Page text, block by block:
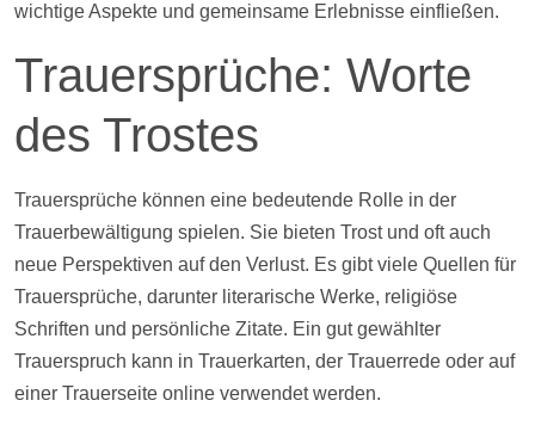
wichtige Aspekte und gemeinsame Erlebnisse einfließen.
Trauersprüche: Worte
des Trostes
Trauersprüche können eine bedeutende Rolle in der
Trauerbewältigung spielen. Sie bieten Trost und oft auch
neue Perspektiven auf den Verlust. Es gibt viele Quellen für
Trauersprüche, darunter literarische Werke, religiöse
Schriften und persönliche Zitate. Ein gut gewählter
Trauerspruch kann in Trauerkarten, der Trauerrede oder auf
einer Trauerseite online verwendet werden.